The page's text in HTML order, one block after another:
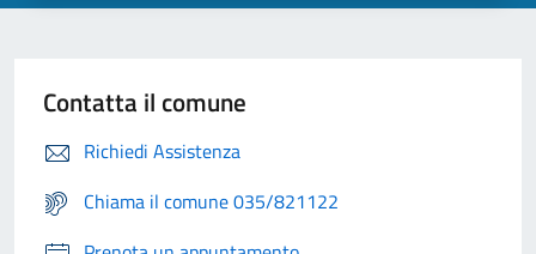
Contatta il comune
Richiedi Assistenza
Chiama il comune 035/821122